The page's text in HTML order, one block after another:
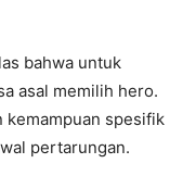
bahwa untuk
asal memilih hero.
kemampuan spesifik
pertarungan.